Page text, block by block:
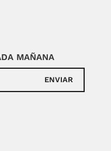
MAÑANA
ENVIAR